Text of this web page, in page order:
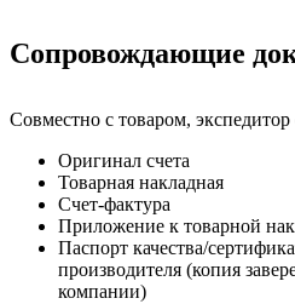
Сопровождающие
Совместно с товаром, экспедитор
Оригинал счета
Товарная накладная
Счет-фактура
Приложение к товарной
Паспорт качества/
производителя (копия
компании)